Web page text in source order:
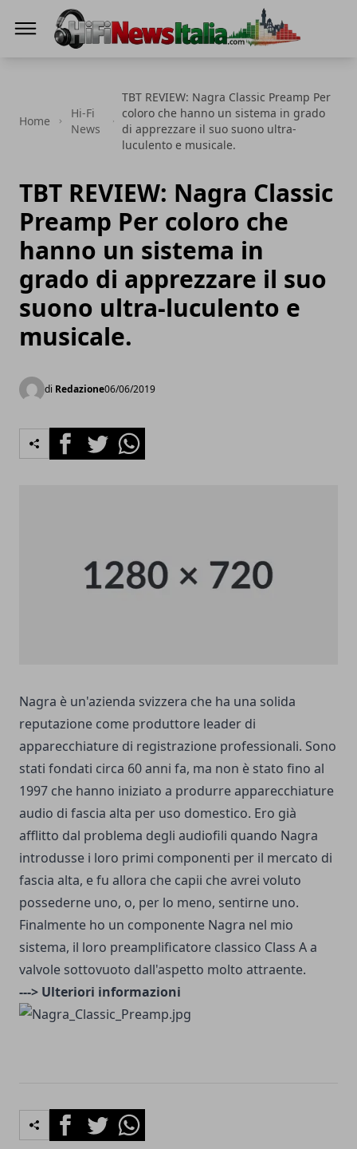
Home
Hi-Fi
News
TBT REVIEW: Nagra Classic Preamp Per
coloro che hanno un sistema in grado
di apprezzare il suo suono ultra-
luculento e musicale.
TBT REVIEW: Nagra Classic
Preamp Per coloro che
hanno un sistema in
grado di apprezzare il suo
suono ultra-luculento e
musicale.
di Redazione06/06/2019
FacebookTwitterWhatsapp
Nagra è un'azienda svizzera che ha una solida
reputazione come produttore leader di
apparecchiature di registrazione professionali. Sono
stati fondati circa 60 anni fa, ma non è stato fino al
1997 che hanno iniziato a produrre apparecchiature
audio di fascia alta per uso domestico. Ero già
afflitto dal problema degli audiofili quando Nagra
introdusse i loro primi componenti per il mercato di
fascia alta, e fu allora che capii che avrei voluto
possederne uno, o, per lo meno, sentirne uno.
Finalmente ho un componente Nagra nel mio
sistema, il loro preamplificatore classico Class A a
valvole sottovuoto dall'aspetto molto attraente.
---> Ulteriori informazioni
FacebookTwitterWhatsapp